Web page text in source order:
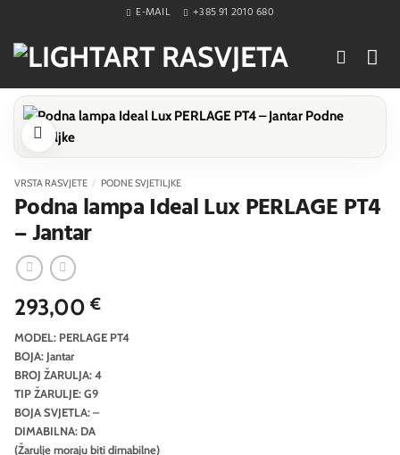
content
E-MAIL +385 91 2010 680
VRSTA RASVJETE / PODNE SVJETILJKE
Podna lampa Ideal Lux PERLAGE PT4
– Jantar
293,00€
MODEL: PERLAGE PT4
BOJA: Jantar
BROJ ŽARULJA: 4
TIP ŽARULJE: G9
BOJA SVJETLA: –
DIMABILNA: DA
(Žarulje moraju biti dimabilne)